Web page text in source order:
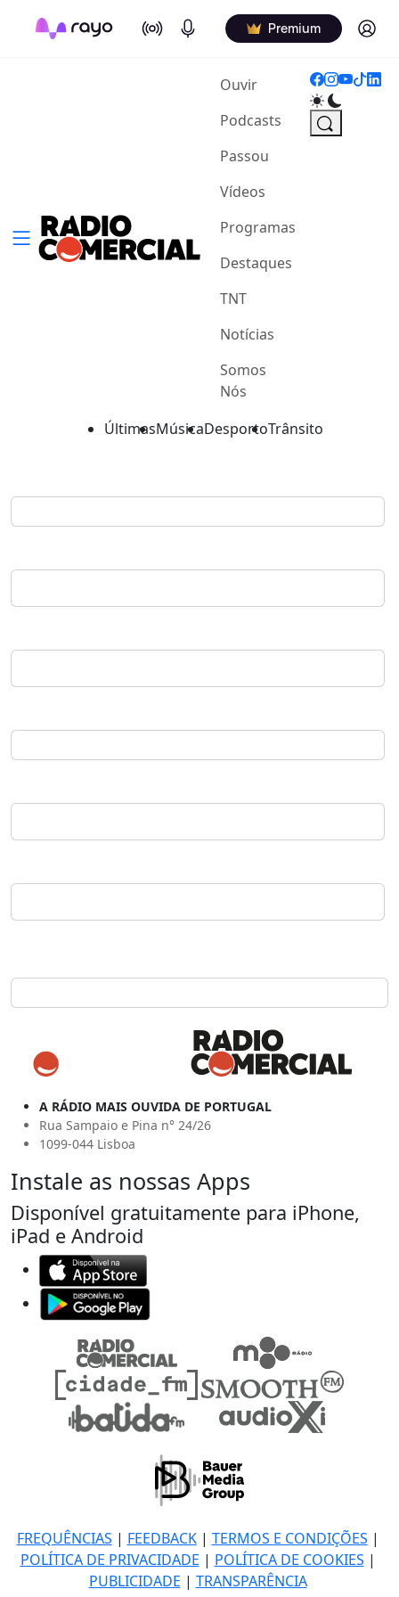
On Air Podcasts Premium Log in
Ouvir(current)
Podcasts
Passou
Vídeos
Programas
Destaques
TNT
Notícias
Somos
Nós
ÚltimasMúsicaDesportoTrânsito
A RÁDIO MAIS OUVIDA DE PORTUGAL
Rua Sampaio e Pina n° 24/26
1099-044 Lisboa
Instale as nossas Apps
Disponível gratuitamente para iPhone,
iPad e Android
FREQUÊNCIAS | FEEDBACK| TERMOS E CONDIÇÕES |
POLÍTICA DE PRIVACIDADE | POLÍTICA DE COOKIES |
PUBLICIDADE | TRANSPARÊNCIA